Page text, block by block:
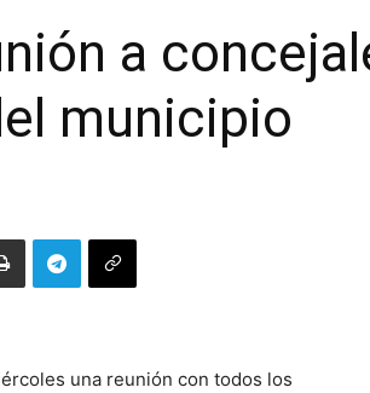
a
municipio
una reunión con todos los